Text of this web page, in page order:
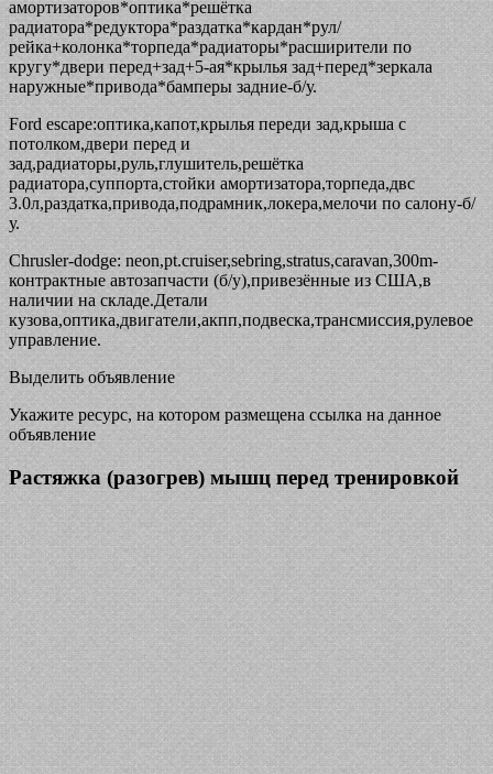
амортизаторов*оптика*решётка
радиатора*редуктора*раздатка*кардан*рул/
рейка+колонка*торпеда*радиаторы*расширители по
кругу*двери перед+зад+5-ая*крылья зад+перед*зеркала
наружные*привода*бамперы задние-б/у.
Ford еscape:оптика,капот,крылья переди зад,крыша с
потолком,двери перед и
зад,радиаторы,руль,глушитель,решётка
радиатора,суппорта,стойки амортизатора,торпеда,двс
3.0л,раздатка,привода,подрамник,локера,мелочи по салону-б/
у.
Chrusler-dodge: neon,pt.cruiser,sebring,stratus,caravan,300m-
контрактные автозапчасти (б/у),привезённые из США,в
наличии на складе.Детали
кузова,оптика,двигатели,акпп,подвеска,трансмиссия,рулевое
управление.
Выделить объявление
Укажите ресурс, на котором размещена ссылка на данное
объявление
Растяжка (разогрев) мышц перед тренировкой